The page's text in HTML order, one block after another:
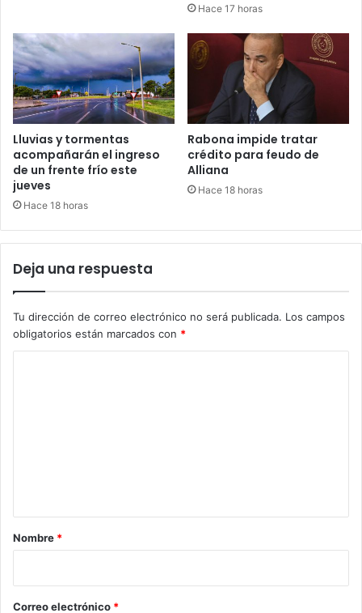
Hace 17 horas
Lluvias y tormentas
acompañarán el ingreso
de un frente frío este
jueves
Hace 18 horas
Rabona impide tratar
crédito para feudo de
Alliana
Hace 18 horas
Deja una respuesta
Tu dirección de correo electrónico no será publicada. Los campos
obligatorios están marcados con *
r
*
Nombre *
Correo electrónico *